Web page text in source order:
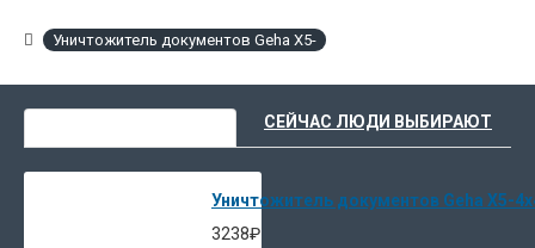
Уничтожитель документов Geha X5-
СЕЙЧАС ЛЮДИ ВЫБИРАЮТ
Уничтожитель документов Geha X5-
3238₽